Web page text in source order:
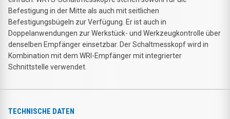
Befestigung in der Mitte als auch mit seitlichen
Befestigungsbügeln zur Verfügung. Er ist auch in
Doppelanwendungen zur Werkstück- und Werkzeugkontrolle über
denselben Empfänger einsetzbar. Der Schaltmesskopf wird in
Kombination mit dem WRI-Empfänger mit integrierter
Schnittstelle verwendet.
TECHNISCHE DATEN